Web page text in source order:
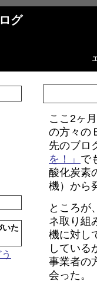
グ
ここ2ヶ
の方々の
先のブロ
を！」 で
酸化炭素
機）から
ところが
ネ取り組
機に対し
している
事業者の
会った。
いた